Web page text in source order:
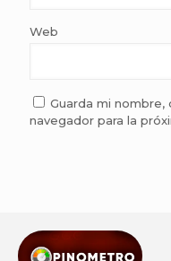
Web
Guarda mi
navegador para la